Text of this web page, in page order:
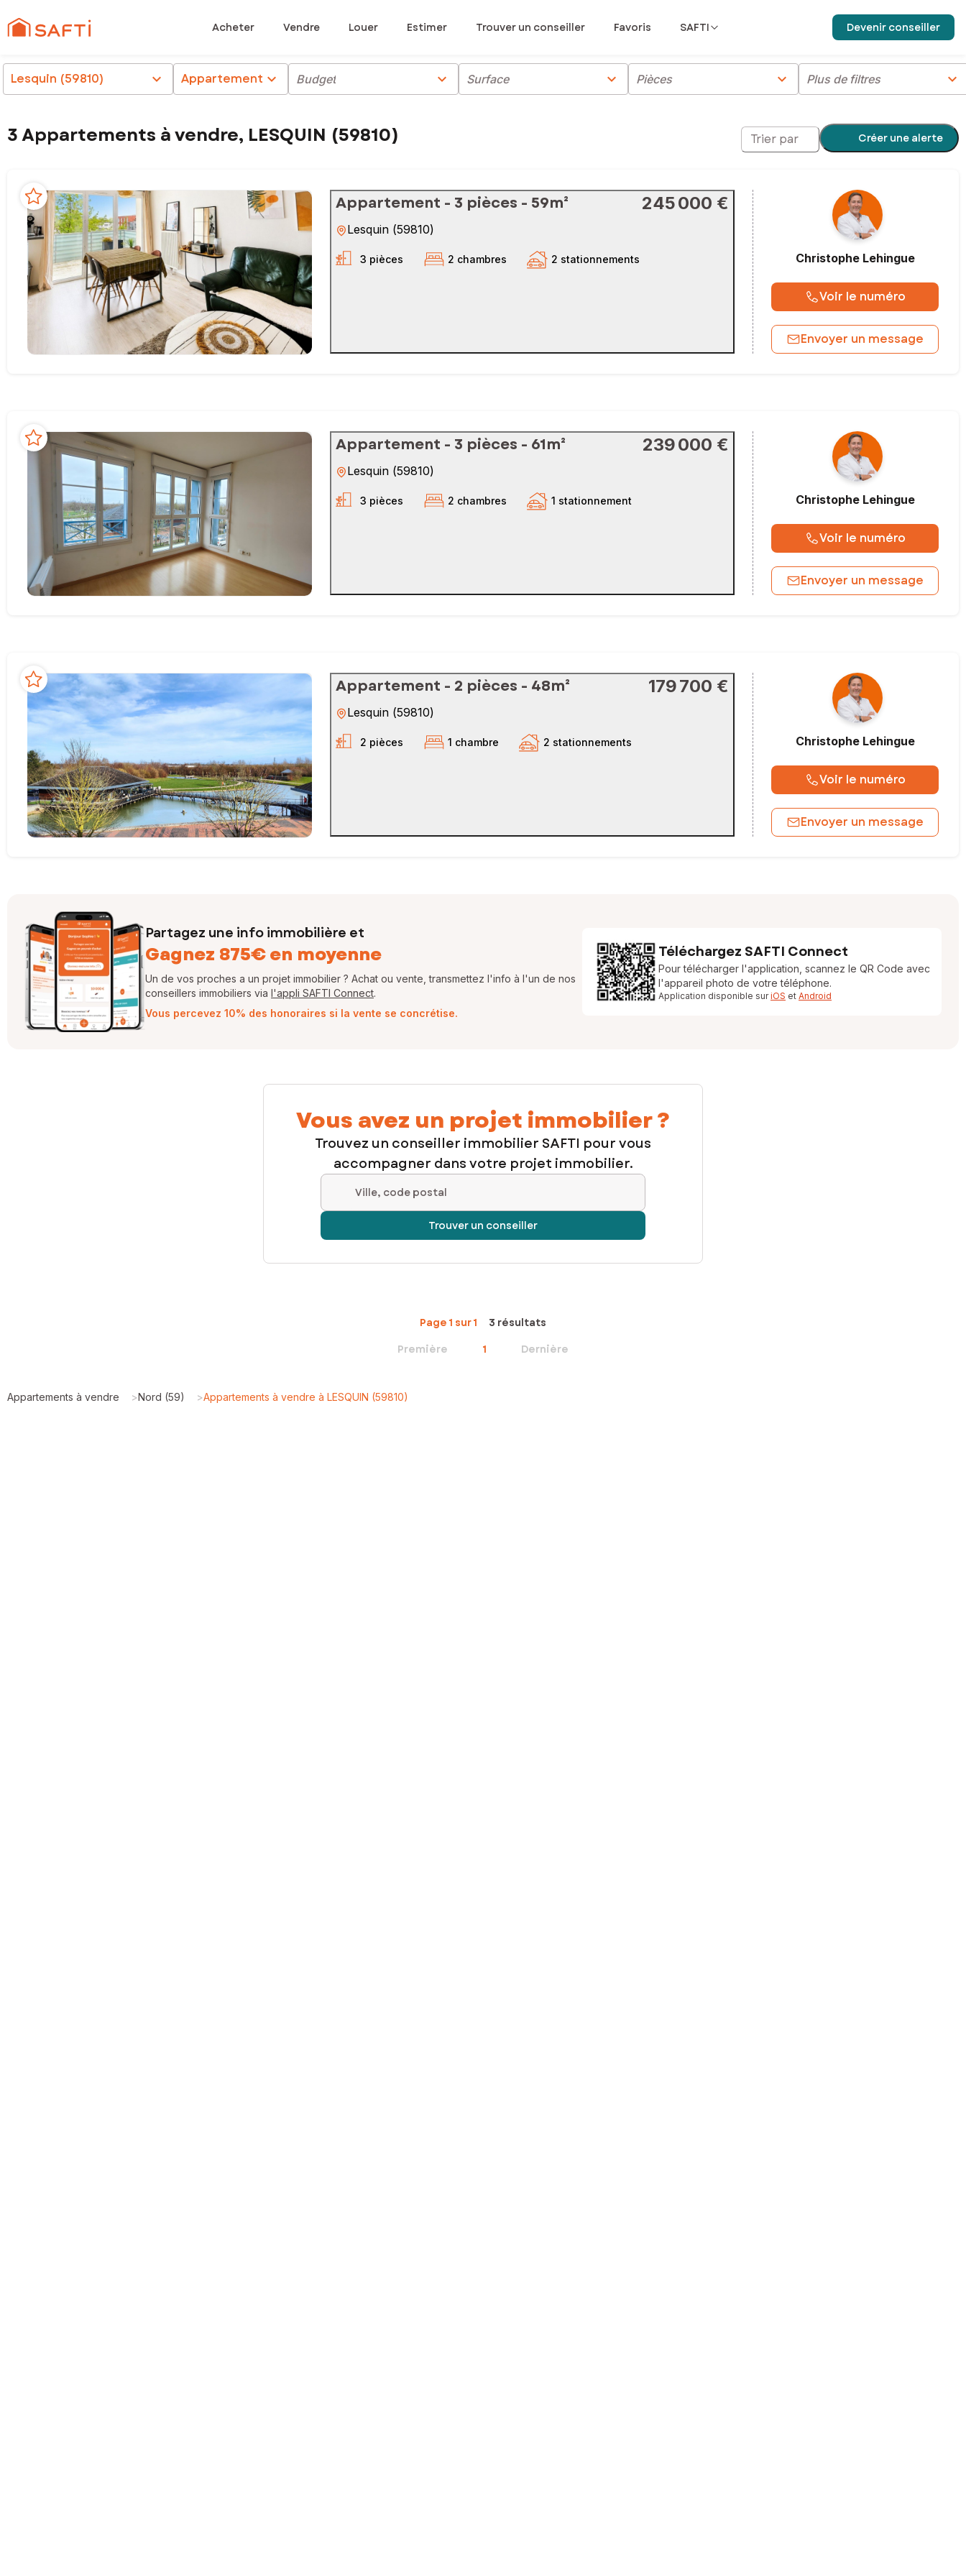
Acheter Vendre Louer Estimer Trouver un conseiller Favoris SAFTI Devenir conseiller
Lesquin (59810) chevron_right Appartement chevron_right Budget chevron_right Surface chevron_right Pièces chevron_right Plus de filtres chevron_right
3 Appartements à vendre, LESQUIN (59810) Trier par Créer une alerte
Appartement - 3 pièces - 59m² 245 000 €
Lesquin (59810)
3 pièces 2 chambres 2 stationnements Christophe Lehingue
Voir le numéro
Envoyer un message
Appartement - 3 pièces - 61m² 239 000 €
Lesquin (59810)
3 pièces 2 chambres 1 stationnement Christophe Lehingue
Voir le numéro
Envoyer un message
Appartement - 2 pièces - 48m² 179 700 €
Lesquin (59810)
2 pièces 1 chambre 2 stationnements Christophe Lehingue
Voir le numéro
Envoyer un message
Partagez une info immobilière et
Gagnez 875€ en moyenne
Un de vos proches a un projet immobilier ? Achat ou vente, transmettez l'info à l'un de nos
conseillers immobiliers via l'appli SAFTI Connect.
Vous percevez 10% des honoraires si la vente se concrétise.
Téléchargez SAFTI Connect
Pour télécharger l'application, scannez le QR Code avec
l'appareil photo de votre téléphone.
Application disponible suriOS et Android
Vous avez un projet immobilier ?
Trouvez un conseiller immobilier SAFTI pour vous
accompagner dans votre projet immobilier.
Ville, code postal
Trouver un conseiller
Page 1 sur 1
3 résultats
Première
1 Dernière
Appartements à vendre >Nord (59) >Appartements à vendre à LESQUIN (59810)